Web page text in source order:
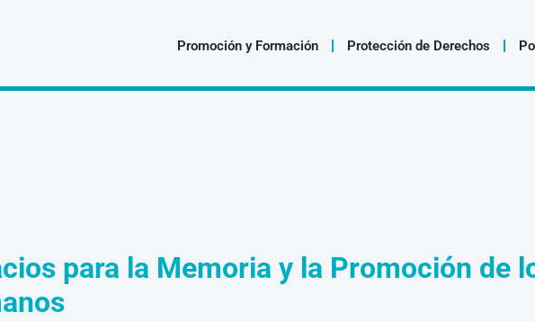
Promoción y Formación Protección de Derechos
para la Memoria y la Promoción de